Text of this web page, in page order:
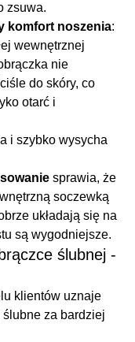
zsuwa.
komfort noszenia:
wewnętrznej
nie
do skóry, co
otarć i
i szybko wysycha
sprawia, że
soczewką
układają się na
są wygodniejsze.
ślubnej -
klientów uznaje
za bardziej